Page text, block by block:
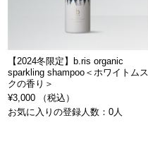
【2024冬限定】b.ris organic
sparkling shampoo＜ホワイトムス
クの香り＞
¥3,000 （税込）
お気に入りの登録人数：0人